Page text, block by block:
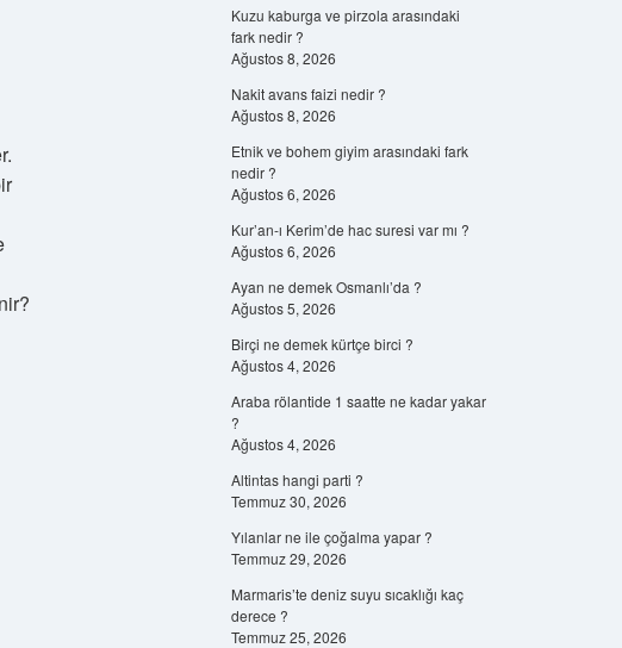
Kuzu kaburga ve pirzola arasındaki
fark nedir ?
Ağustos 8, 2026
Nakit avans faizi nedir ?
Ağustos 8, 2026
Etnik ve bohem giyim arasındaki fark
nedir ?
Ağustos 6, 2026
Kur’an-ı Kerim’de hac suresi var mı ?
Ağustos 6, 2026
Ayan ne demek Osmanlı’da ?
Ağustos 5, 2026
Birçi ne demek kürtçe birci ?
Ağustos 4, 2026
Araba rölantide 1 saatte ne kadar yakar
?
Ağustos 4, 2026
Altintas hangi parti ?
Temmuz 30, 2026
Yılanlar ne ile çoğalma yapar ?
Temmuz 29, 2026
Marmaris’te deniz suyu sıcaklığı kaç
derece ?
Temmuz 25, 2026